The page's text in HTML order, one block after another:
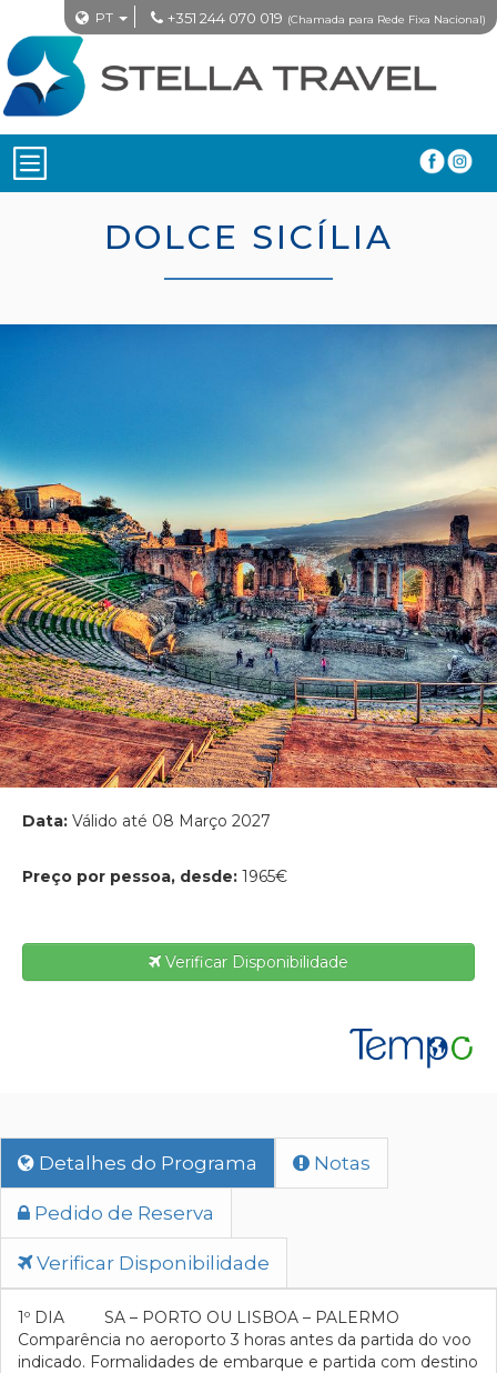
PT +351 244 070 019 (Chamada para Rede Fixa Nacional)
DOLCE SICÍLIA
Data: Válido até 08 Março 2027
Preço por pessoa, desde: 1965€
Verificar Disponibilidade
Detalhes do Programa Notas
Pedido de Reserva
Verificar Disponibilidade
1º DIA SA – PORTO OU LISBOA – PALERMO
Comparência no aeroporto 3 horas antes da partida do voo
indicado. Formalidades de embarque e partida com destino